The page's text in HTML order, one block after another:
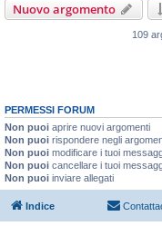
Nuovo argomento
109
PERMESSI FORUM
Non puoi aprire nuovi argomenti
Non puoi rispondere negli
Non puoi modificare i tuoi
Non puoi cancellare i tuoi
Non puoi inviare allegati
Indice